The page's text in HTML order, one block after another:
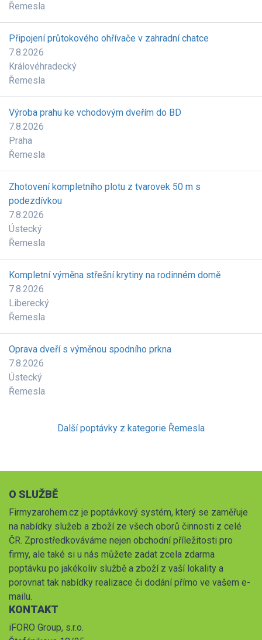
Řemesla
Připojení průtokového ohřívače v zahradní chatce
7.8.2026
Královéhradecký
Řemesla
Výroba prahu ke vchodovým dveřím do BD
7.8.2026
Praha
Řemesla
Zhotovení kompletního plotu z tvarovek 50 m s
podezdívkou
7.8.2026
Ústecký
Řemesla
Kompletní výměna střešní krytiny na rodinném domě
7.8.2026
Liberecký
Řemesla
Oprava dveří s výměnou spodního prkna
7.8.2026
Ústecký
Řemesla
Další poptávky z kategorie Řemesla
O SLUŽBĚ
Firmyzarohem.cz je poptávkový systém, který se zaměřuje
na nabídky služeb a zboží ze všech oborů činnosti z celé
ČR. Zprostředkováváme nejen obchodní příležitosti pro
firmy, ale také si u nás můžete zadat zcela zdarma
poptávku po jakékoliv službě a zboží z vaší lokality a
porovnat tak nabídky realizace či dodání přímo ve vašem e-
mailu.
KONTAKT
iFORO Group, s.r.o.